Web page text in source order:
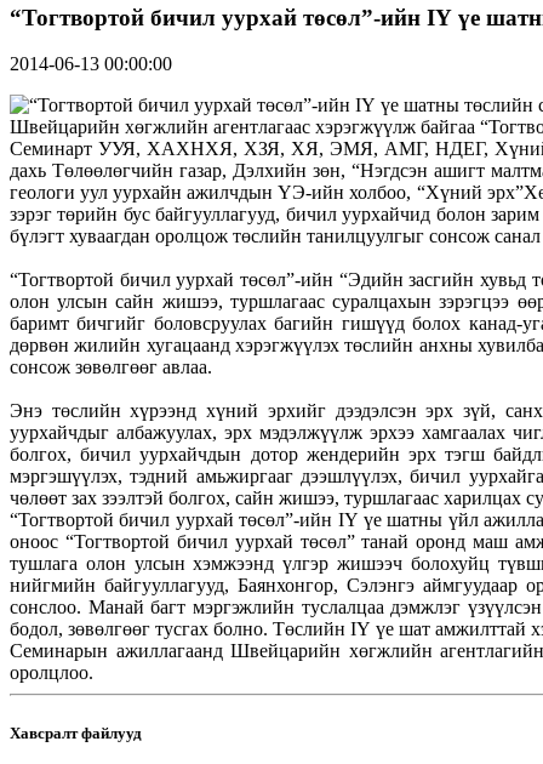
“Тогтвортой бичил уурхай төсөл”-ийн IҮ үе
2014-06-13 00:00:00
Швейцарийн хөгжлийн агентлагаас хэрэгжүүлж байгаа
Семинарт УУЯ, ХАХНХЯ, ХЗЯ, ХЯ, ЭМЯ, АМГ, НДЕГ, Хүний
дахь Төлөөлөгчийн газар, Дэлхийн зөн, “Нэгдсэн ашигт
геологи уул уурхайн ажилчдын ҮЭ-ийн холбоо, “Хүний
зэрэг төрийн бус байгууллагууд, бичил уурхайчид болон
бүлэгт хуваагдан оролцож төслийн танилцуулгыг сонсож
“Тогтвортой бичил уурхай төсөл”-ийн “Эдийн засгийн хувьд
олон улсын сайн жишээ, туршлагаас суралцахын зэрэгцээ
баримт бичгийг боловсруулах багийн гишүүд болох
дөрвөн жилийн хугацаанд хэрэгжүүлэх төслийн анхны
сонсож зөвөлгөөг авлаа.
Энэ төслийн хүрээнд хүний эрхийг дээдэлсэн эрх зүй,
уурхайчдыг албажуулах, эрх мэдэлжүүлж эрхээ хамгаалах
болгох, бичил уурхайчдын дотор жендерийн эрх тэгш
мэргэшүүлэх, тэдний амьжиргааг дээшлүүлэх, бичил
чөлөөт зах зээлтэй болгох, сайн жишээ, туршлагаас харилцах
“Тогтвортой бичил уурхай төсөл”-ийн IҮ үе шатны үйл
оноос “Тогтвортой бичил уурхай төсөл” танай оронд маш
тушлага олон улсын хэмжээнд үлгэр жишээч болохуйц
нийгмийн байгууллагууд, Баянхонгор, Сэлэнгэ аймгуудаар
сонслоо. Манай багт мэргэжлийн туслалцаа дэмжлэг
бодол, зөвөлгөөг тусгах болно. Төслийн IҮ үе шат амжилттай
Семинарын ажиллагаанд Швейцарийн хөгжлийн
оролцлоо.
Хавсралт файлууд